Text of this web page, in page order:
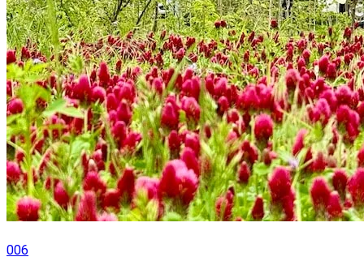
006